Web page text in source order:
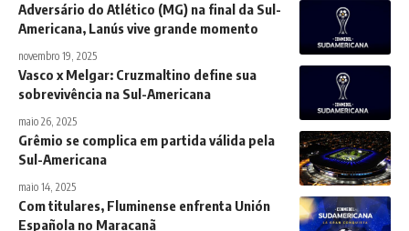
Adversário do Atlético (MG) na final da Sul-
Americana, Lanús vive grande momento
novembro 19, 2025
Vasco x Melgar: Cruzmaltino define sua
sobrevivência na Sul-Americana
maio 26, 2025
Grêmio se complica em partida válida pela
Sul-Americana
maio 14, 2025
Com titulares, Fluminense enfrenta Unión
Española no Maracanã